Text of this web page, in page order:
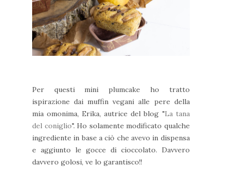
Per questi mini plumcake ho tratto
ispirazione dai muffin vegani alle pere della
mia omonima, Erika, autrice del blog "La tana
del coniglio". Ho solamente modificato qualche
ingrediente in base a ciò che avevo in dispensa
e aggiunto le gocce di cioccolato. Davvero
davvero golosi, ve lo garantisco!!